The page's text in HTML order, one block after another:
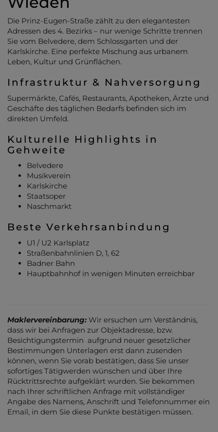
Die Prinz-Eugen-Straße zählt zu den elegantesten
Adressen des 4. Bezirks – nur wenige Schritte trennen
Sie vom Belvedere, dem Schlossgarten und der
Karlskirche. Eine perfekte Mischung aus urbanem
Leben, Kultur und Grünflächen.
Infrastruktur & Nahversorgung
Supermärkte, Cafés, Restaurants, Apotheken, Ärzte und
Geschäfte des täglichen Bedarfs befinden sich im
direkten Umfeld.
Kulturelle Highlights in
Gehweite
Belvedere
Musikverein
Karlskirche
Staatsoper
Naschmarkt
Beste Verkehrsanbindung
U1 / U2 Karlsplatz
Straßenbahnlinien D, 1, 62
Badner Bahn
Hauptbahnhof in wenigen Minuten erreichbar
Maklervereinbarung: Wir ersuchen um Verständnis,
dass wir bei Anfragen zur Objektadresse, bzw.
Besichtigungstermin aufgrund neuer gesetzlicher
Bestimmungen Unterlagen erst dann zusenden
können, wenn Sie vorab bestätigen, dass Sie unser
sofortiges Tätigwerden wünschen und über Ihre
Rücktrittsrechte aufgeklärt wurden. Sie bekommen
nach Ihrer schriftlichen Anfrage mit vollständiger
Angabe des Namens, Anschrift und Telefonnummer ein
Email, in dem Sie diese Punkte bestätigen müssen.